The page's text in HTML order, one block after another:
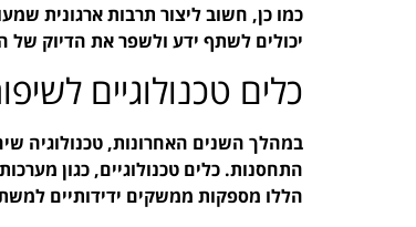
כמו כן, חשוב ליצור תרבות ארגונית
יכולים לשתף ידע ולשפר את הדיוק של
כלים טכנולוגיים
במהלך השנים האחרונות, טכנולוגיה
התחסנות. כלים טכנולוגיים, כגון
הללו מספקות ממשקים ידידותיים